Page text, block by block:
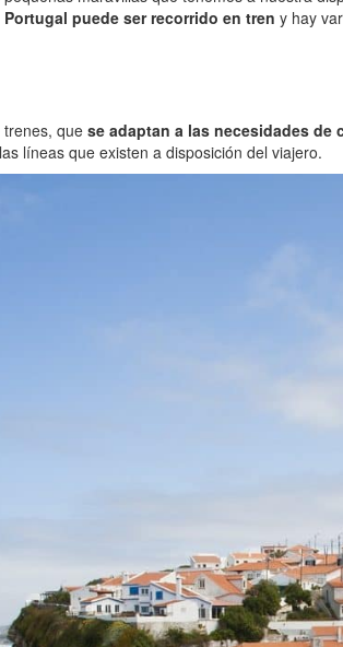
Portugal puede ser recorrido en tren y hay
que se adaptan a las necesidades de
líneas que existen a disposición del viajero.